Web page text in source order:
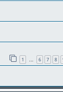
1 … 6 7 8